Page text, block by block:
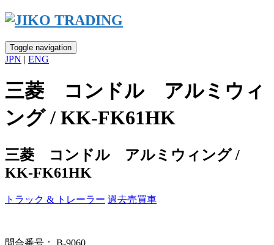
Skip
content
Toggle navigation
JPN | ENG
三菱 コンドル アルミウィ
ング / KK-FK61HK
三菱 コンドル アルミウィング /
KK-FK61HK
トラック & トレーラー 過去売買車
問合番号： B-9060